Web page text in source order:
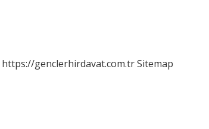
https://genclerhirdavat.com.trSitemap